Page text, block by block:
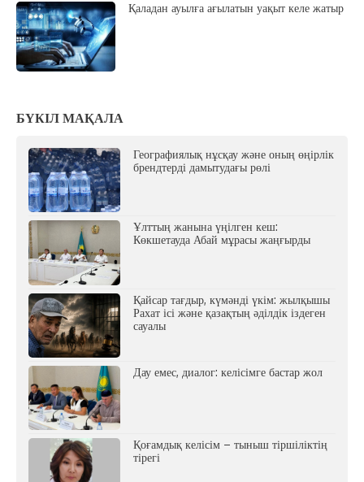
Қаладан ауылға ағылатын уақыт келе жатыр
БҮКІЛ МАҚАЛА
Географиялық нұсқау және оның өңірлік
брендтерді дамытудағы рөлі
Ұлттың жанына үңілген кеш:
Көкшетауда Абай мұрасы жаңғырды
Қайсар тағдыр, күмәнді үкім: жылқышы
Рахат ісі және қазақтың әділдік іздеген
сауалы
Дау емес, диалог: келісімге бастар жол
Қоғамдық келісім – тыныш тіршіліктің
тірегі